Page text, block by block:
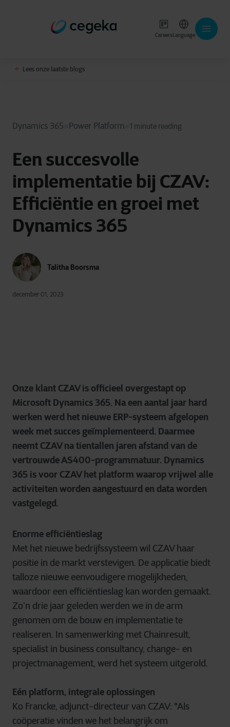
CareersLanguage
Lees onze laatste blogs
Dynamics 365 Power Platform 1 minute reading
Een succesvolle
implementatie bij CZAV:
Efficiëntie en groei met
Dynamics 365
Talitha Boorsma
december 01, 2023
Onze klant CZAV is officieel overgestapt op
Microsoft Dynamics 365. Na een aantal jaar hard
werken werd het nieuwe ERP-systeem afgelopen
week met succes geïmplementeerd. Daarmee
neemt CZAV na tientallen jaren afstand van de
vertrouwde AS400-programmatuur. Dynamics
365 is voor CZAV het platform waarop vrijwel alle
activiteiten worden aangestuurd en data worden
vastgelegd.
Enorme efficiëntieslag
Met het nieuwe bedrijfssysteem wil CZAV haar
positie in de markt verstevigen. De applicatie biedt
talloze nieuwe eenvoudigere mogelijkheden,
waardoor een efficiëntieslag kan worden gemaakt.
Zo’n drie jaar geleden werden we in de arm
genomen om de bouw en implementatie te
realiseren. In samenwerking met Chainresult,
specialist in business consultancy, change- en
projectmanagement, werd het systeem uitgerold.
Eén platform, integrale oplossingen
Ko Francke, adjunct-directeur van CZAV: "Als
coöperatie vinden we het belangrijk om